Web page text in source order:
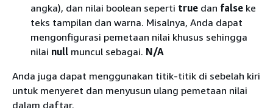
angka), dan nilai boolean seperti true dan false ke
teks tampilan dan warna. Misalnya, Anda dapat
mengonfigurasi pemetaan nilai khusus sehingga
nilai null muncul sebagai. N/A
Anda juga dapat menggunakan titik-titik di sebelah kiri
untuk menyeret dan menyusun ulang pemetaan nilai
dalam daftar.